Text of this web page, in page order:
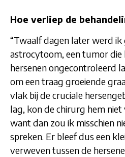
Hoe verliep de
“Twaalf dagen later werd ik
astrocytoom, een tumor die
hersenen ongecontroleerd
om een traag groeiende
vlak bij de cruciale
lag, kon de chirurg hem
want dan zou ik misschien
spreken. Er bleef dus een
verweven tussen de